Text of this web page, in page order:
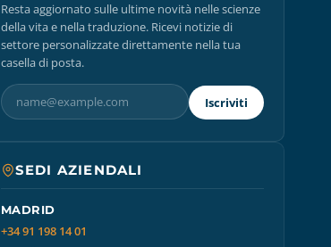
Resta aggiornato sulle ultime novità nelle scienze
della vita e nella traduzione. Ricevi notizie di
settore personalizzate direttamente nella tua
casella di posta.
Iscriviti
SEDI AZIENDALI
MADRID
+34 91 198 14 01